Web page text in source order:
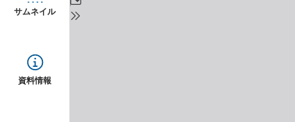
サムネイル
資料情報